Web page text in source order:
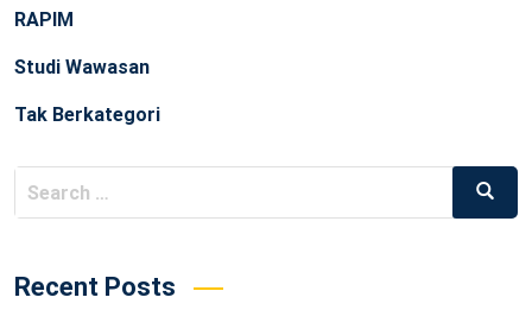
RAPIM
Studi Wawasan
Tak Berkategori
Search
for:
Recent Posts